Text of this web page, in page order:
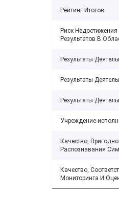
Рейтинг Итогов
Риск
Результатов В
Результаты
Результаты
Результаты
Учреждение-
Качество,
Распознавания
Качество,
Мониторинга И